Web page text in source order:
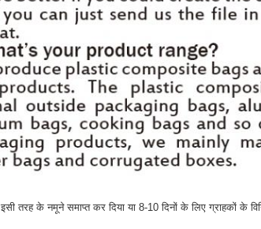
इसी तरह के नमूने समाप्त कर दिया या 8-10 दिनों के लिए ग्राहकों के